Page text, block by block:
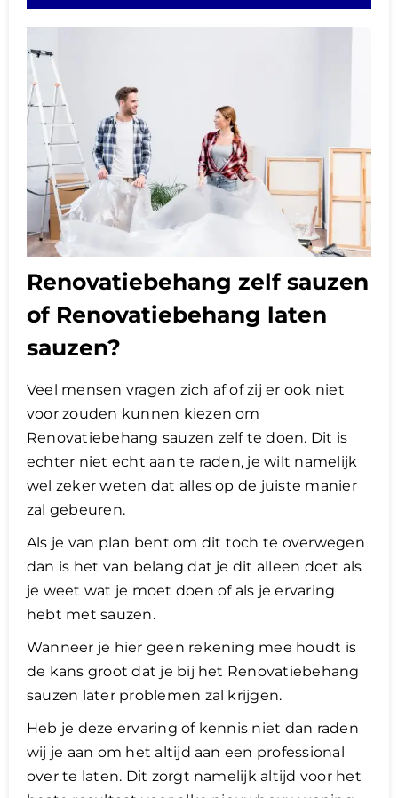
Renovatiebehang zelf sauzen
of Renovatiebehang laten
sauzen?
Veel mensen vragen zich af of zij er ook niet
voor zouden kunnen kiezen om
Renovatiebehang sauzen zelf te doen. Dit is
echter niet echt aan te raden, je wilt namelijk
wel zeker weten dat alles op de juiste manier
zal gebeuren.
Als je van plan bent om dit toch te overwegen
dan is het van belang dat je dit alleen doet als
je weet wat je moet doen of als je ervaring
hebt met sauzen.
Wanneer je hier geen rekening mee houdt is
de kans groot dat je bij het Renovatiebehang
sauzen later problemen zal krijgen.
Heb je deze ervaring of kennis niet dan raden
wij je aan om het altijd aan een professional
over te laten. Dit zorgt namelijk altijd voor het